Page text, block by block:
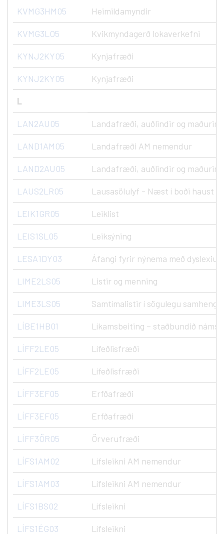
KVMG3HM05 Heimildamyndir
KVMG3LO5 Kvikmyndagerð lokaverkefni
KYNJ2KY05 Kynjafræði
KYNJ2KY05 Kynjafræði
L
LAN2AU05 Landafræði, auðlindir og maðurinn
LAND1AM05 Landafræði AM nemendur
LAND2AU05 Landafræði, auðlindir og maðurinn
LAUS2LR05 Lausasölulyf - Næst í boði haust
LEIK1GR05 Leiklist
LEIS1SL05 Leiksýning
LESA1DY03 Áfangi fyrir nýnema með dyslexiu
LIME2LS05 Listir og menning
LIME3LS05 Samtímalistir í sögulegu samhengi
LÍBE1HB01 Líkamsbeiting – staðbundið
LÍFF2LE05 Lífeðlisfræði
LÍFF2LE05 Lífeðlisfræði
LÍFF3EF05 Erfðafræði
LÍFF3EF05 Erfðafræði
LÍFF3ÖR05 Örverufræði
LÍFS1AM02 Lífsleikni AM nemendur
LÍFS1AM03 Lífsleikni AM nemendur
LÍFS1BS02 Lífsleikni
LÍFS1ÉG03 Lífsleikni